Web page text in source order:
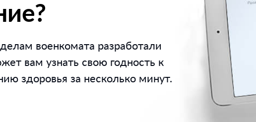
военкомата разработали
вам узнать свою годность к
здоровья за несколько минут.